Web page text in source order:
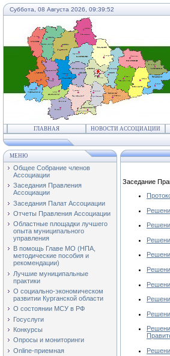
Суббота, 08 Августа 2026, 09:39:52
ГЛАВНАЯ НОВОСТИ АССОЦИАЦИИ
МЕНЮ
Общее Собрание членов
Ассоциации
Заседания Правления
Ассоциации
Заседания Палат Ассоциации
Отчеты Правления Ассоциации
Областные площадки лучшего
опыта муниципального
управления
В помощь Главе МО (НПА,
методические пособия и
рекомендации)
Лучшие муниципальные
практики
О социально-экономическом
развитии Курганской области
О состоянии МСУ в РФ
Госуслуги
Конкурсы
Опросы и мониторинги
Online-приемная
Заседание